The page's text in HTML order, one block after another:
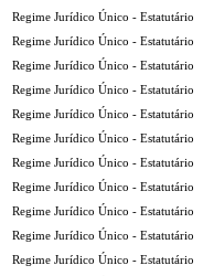
Regime Jurídico Único - Estatutário
Regime Jurídico Único - Estatutário
Regime Jurídico Único - Estatutário
Regime Jurídico Único - Estatutário
Regime Jurídico Único - Estatutário
Regime Jurídico Único - Estatutário
Regime Jurídico Único - Estatutário
Regime Jurídico Único - Estatutário
Regime Jurídico Único - Estatutário
Regime Jurídico Único - Estatutário
Regime Jurídico Único - Estatutário